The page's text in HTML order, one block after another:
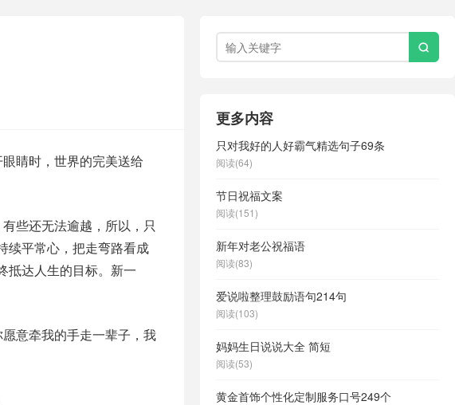
睛时，世界的完美送给
些还无法逾越，所以，只
续平常心，把走弯路看成
抵达人生的目标。新一
意牵我的手走一辈子，我

更多内容
只对我好的人好霸气精选句子69条
阅读(64)
节日祝福文案
阅读(151)
新年对老公祝福语
阅读(83)
爱说啦整理鼓励语句214句
阅读(103)
妈妈生日说说大全 简短
阅读(53)
黄金首饰个性化定制服务口号249个